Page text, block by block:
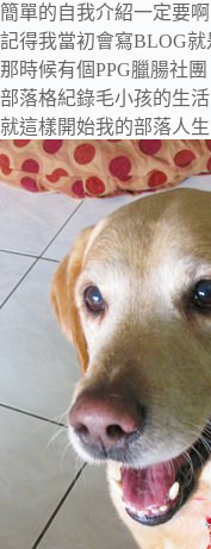
簡單的自我介紹一定要啊
記得我當初會寫BLOG
那時候有個PPG臘腸社
部落格紀錄毛小孩的生活
就這樣開始我的部落人